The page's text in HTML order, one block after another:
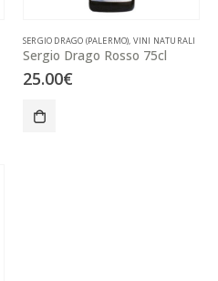
SERGIO DRAGO (PALERMO), VINI NATURALI
Sergio Drago Rosso 75cl
25.00€